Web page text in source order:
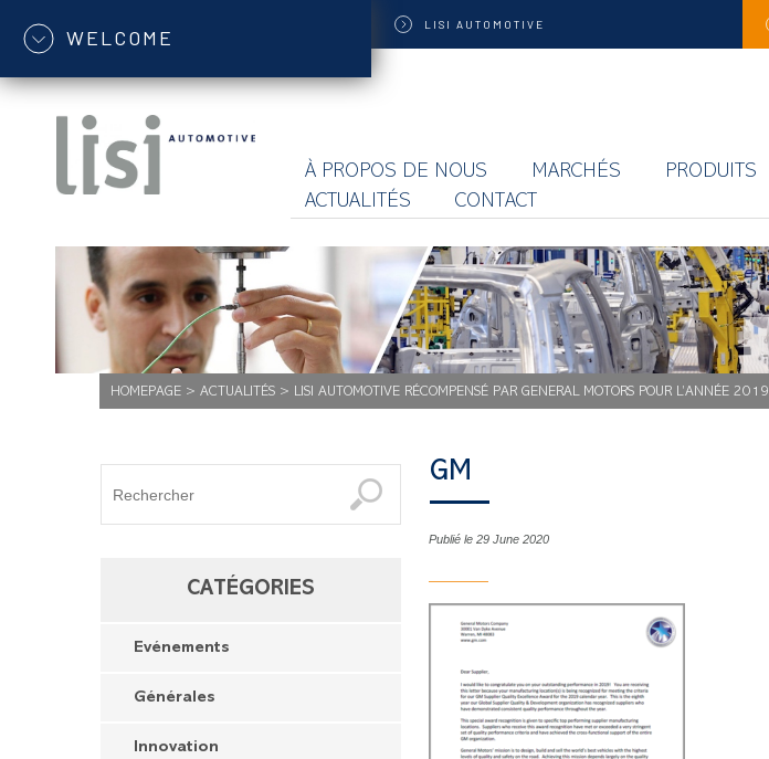
WELCOME
LISI AUTOMOTIVE
À PROPOS DE NOUS MARCHÉS PRODUITS
ACTUALITÉS
CONTACT
HOMEPAGE> ACTUALITÉS> LISI AUTOMOTIVE RÉCOMPENSÉ PAR GENERAL MOTORS POUR L’ANNÉE 2019
CATÉGORIES
Evénements
Générales
Innovation
GM
Publié le 29 June 2020